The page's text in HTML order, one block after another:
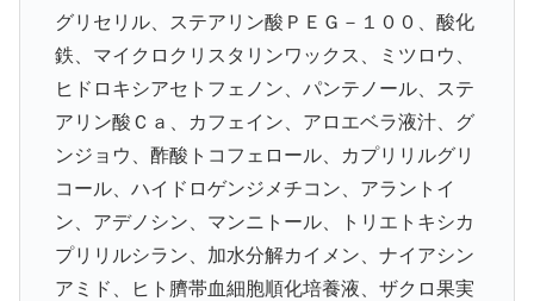
グリセリル、ステアリン酸ＰＥＧ－１００、酸化
鉄、マイクロクリスタリンワックス、ミツロウ、
ヒドロキシアセトフェノン、パンテノール、ステ
アリン酸Ｃａ、カフェイン、アロエベラ液汁、グ
ンジョウ、酢酸トコフェロール、カプリリルグリ
コール、ハイドロゲンジメチコン、アラントイ
ン、アデノシン、マンニトール、トリエトキシカ
プリリルシラン、加水分解カイメン、ナイアシン
アミド、ヒト臍帯血細胞順化培養液、ザクロ果実